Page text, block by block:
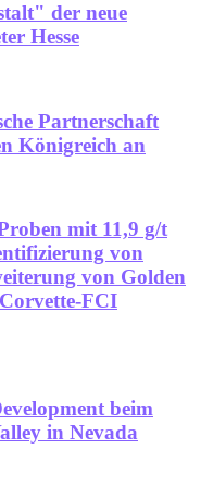
der neue
Hesse
Partnerschaft
Königreich an
mit 11,9 g/t
von
von Golden
FCI
beim
in Nevada